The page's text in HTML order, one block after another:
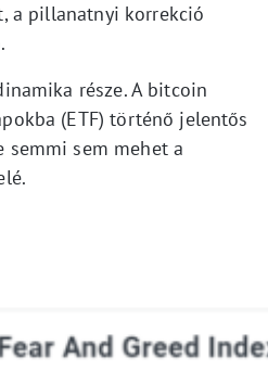
a pillanatnyi korrekció
része. A bitcoin
(ETF) történő jelentős
semmi sem mehet a